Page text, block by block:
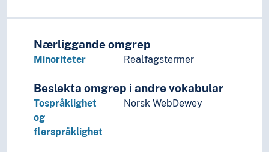
Nærliggande omgrep
Minoriteter Realfagstermer
Beslekta omgrep i andre vokabular
Tospråklighet
og
flerspråklighet
Norsk WebDewey